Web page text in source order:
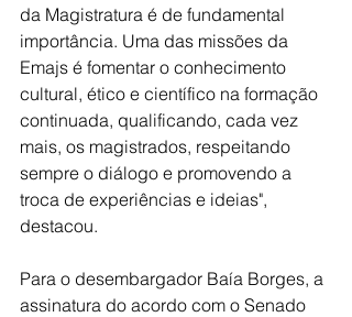
da Magistratura é de fundamental
importância. Uma das missões da
Emajs é fomentar o conhecimento
cultural, ético e científico na formação
continuada, qualificando, cada vez
mais, os magistrados, respeitando
sempre o diálogo e promovendo a
troca de experiências e ideias",
destacou.
Para o desembargador Baía Borges, a
assinatura do acordo com o Senado